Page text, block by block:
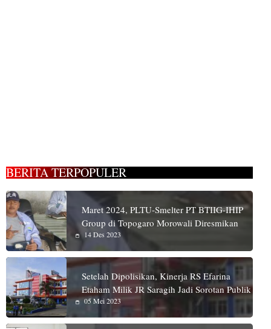
BERITA TERPOPULER
Maret 2024, PLTU-Smelter PT BTIIG-IHIP
Group di Topogaro Morowali Diresmikan
14 Des 2023
Setelah Dipolisikan, Kinerja RS Efarina
Etaham Milik JR Saragih Jadi Sorotan Publik
05 Mei 2023